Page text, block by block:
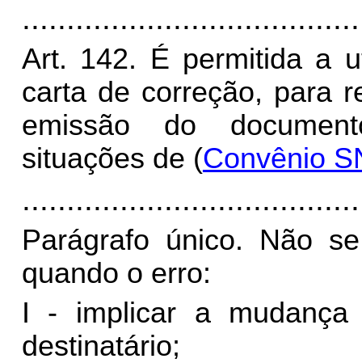
Art. 142. É permitida a
carta de correção, para
emissão do
situações de (Convênio
Parágrafo único. Não
quando o erro:
I - implicar a mudança
destinatário;